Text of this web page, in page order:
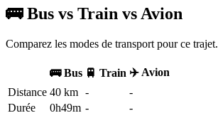
🚌 Bus vs Train vs Avion
Comparez les modes de transport pour ce trajet.
🚌 Bus 🚆 Train ✈️ Avion
Distance 40 km -
-
Durée
0h49m -
-